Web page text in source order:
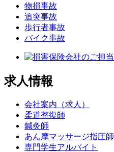
物損事故
追突事故
歩行者事故
バイク事故
求人情報
会社案内（求人）
柔道整復師
鍼灸師
あん摩マッサージ指圧師
専門学生アルバイト